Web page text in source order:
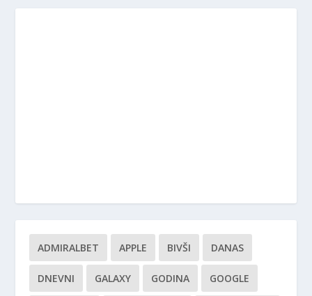
ADMIRALBET APPLE BIVŠI DANAS
DNEVNI GALAXY GODINA GOOGLE